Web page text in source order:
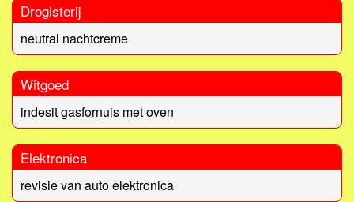
Drogisterij
neutral nachtcreme
Witgoed
indesit gasfornuis met oven
Elektronica
revisie van auto elektronica